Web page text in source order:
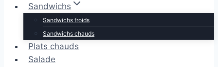
Sandwichs
Sandwichs froids
Sandwichs chauds
Plats chauds
Salade